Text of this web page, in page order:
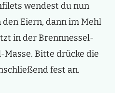
wendest du nun
Eiern, dann im Mehl
in der Brennnessel-
Masse. Bitte drücke die
fest an.